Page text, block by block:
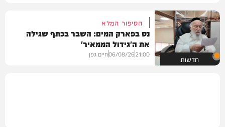
חדשות
הסיפור המלא
נס בפארק המים: השבר בכתף שגילה
את ה'גידול הממאיר'
21:00
06/08/26חיים גפן